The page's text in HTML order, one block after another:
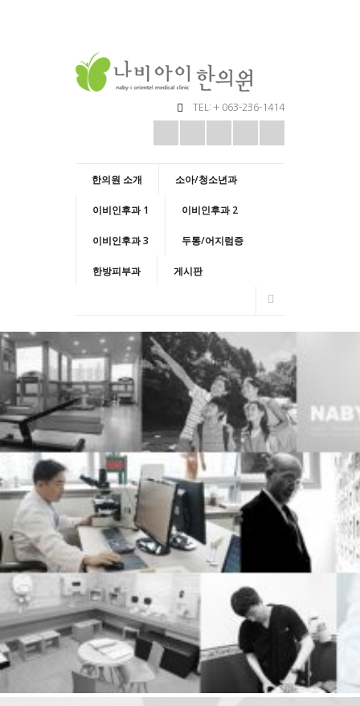
TEL: + 063-236-1414
한의원 소개 소아/청소년과
이비인후과 1 이비인후과 2
이비인후과 3 두통/어지럼증
한방피부과 게시판